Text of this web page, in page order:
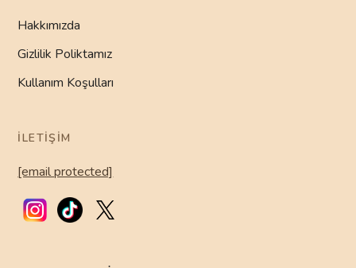
Hakkımızda
Gizlilik Poliktamız
Kullanım Koşulları
İLETIŞIM
[email protected]